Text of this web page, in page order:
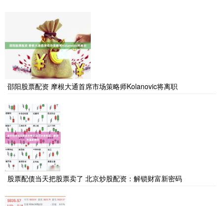
邵阳股票配资 摩根大通首席市场策略师Kolanovic将离职
股票配债当天把股票卖了 北京炒股配资：解锁财富新密码